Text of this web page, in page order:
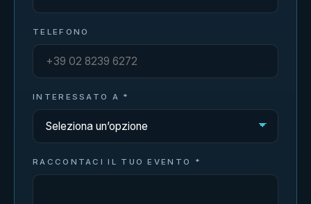
TELEFONO
INTERESSATO A *
RACCONTACI IL TUO EVENTO *